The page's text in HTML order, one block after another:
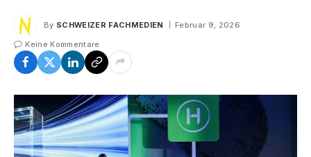
By SCHWEIZER FACHMEDIEN
Februar 9, 2026
Keine Kommentare